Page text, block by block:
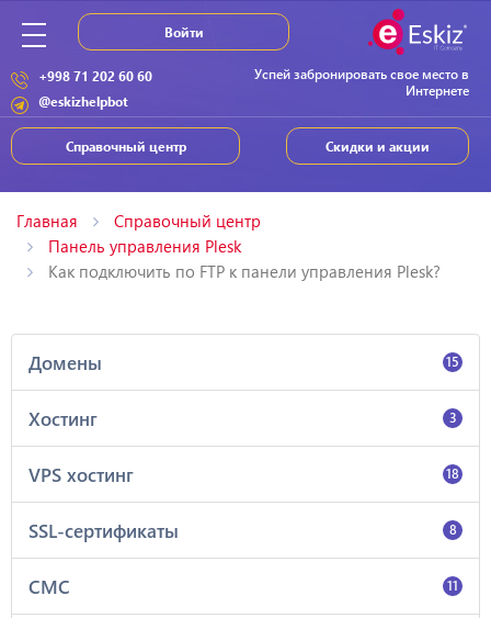
Успей забронировать свое место в
Интернете
+998 71 202 60 60
@eskizhelpbot
Скидки и акции
Справочный центр
Войти
Главная
Справочный центр
Панель управления Plesk
Как подключить по FTP к панели управления Plesk?
Домены 15
Хостинг 3
VPS хостинг 18
SSL-сертификаты 8
СМС 11